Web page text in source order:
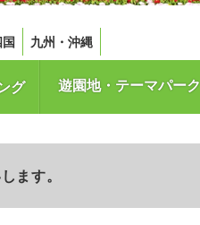
国 九州・沖縄
グ 遊園地・テーマパーク
ます。